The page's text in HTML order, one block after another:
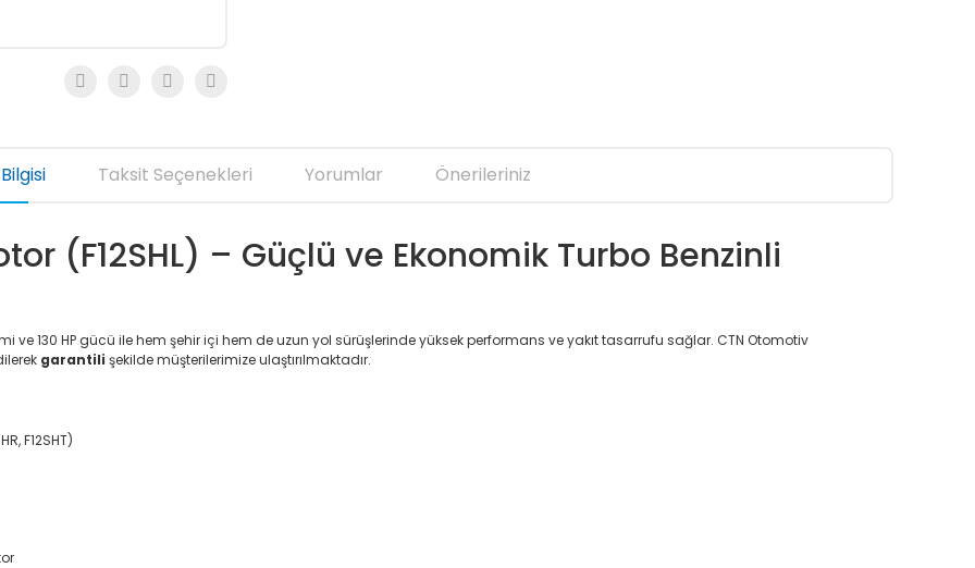
Taksit Seçenekleri Yorumlar Önerileriniz
(F12SHL) – Güçlü ve Ekonomik Turbo Benzinli
ve 130 HP gücü ile hem şehir içi hem de uzun yol sürüşlerinde yüksek performans ve yakıt tasarrufu sağlar. CTN Otomotiv
garantili şekilde müşterilerimize ulaştırılmaktadır.
F12SHT)